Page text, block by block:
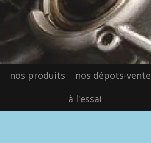
nos produits nos dépots-vente
à l'essai